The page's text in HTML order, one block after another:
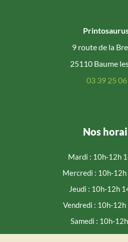
9 route de la
25110 Baume
03 39 25
Nos
Mardi : 10h-12h
Mercredi : 10h-
Jeudi : 10h-12h
Vendredi : 10h-
Samedi : 10h-